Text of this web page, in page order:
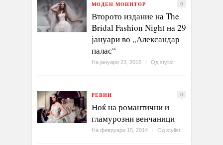
МОДЕН МОНИТОР 0
Второто издание на The
Bridal Fashion Night на 29
јануари во „Александар
палас“
На јануари 23, 2015 / Од stylist
РЕВИИ 0
Ноќ на романтични и
гламурозни венчаници
На февруари 15, 2014 / Од stylist